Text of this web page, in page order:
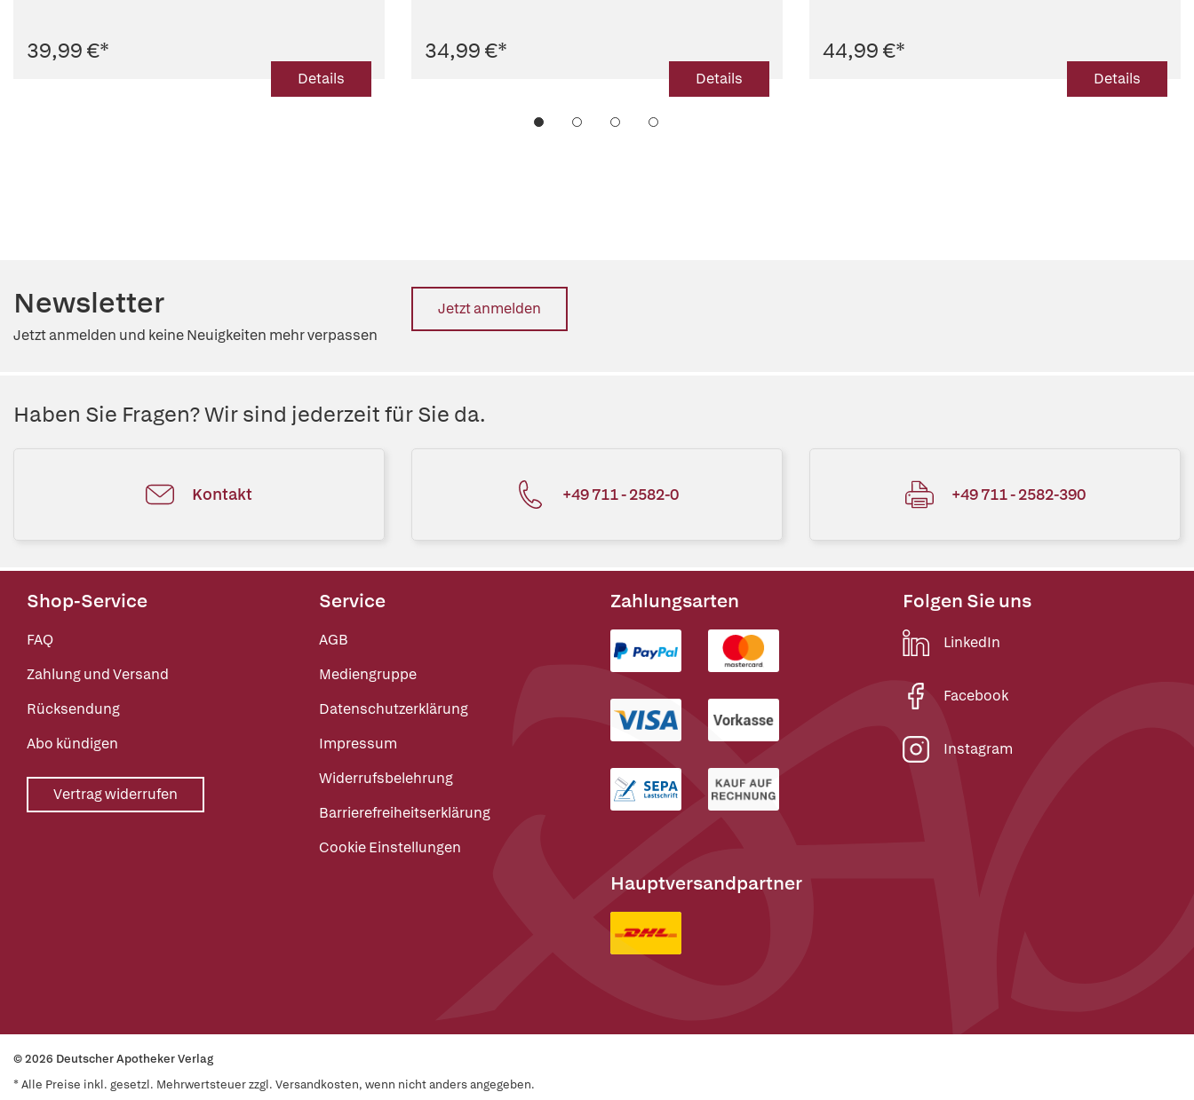
39,99 €*
Details
34,99 €*
Details
44,99 €*
Details
Newsletter
Jetzt anmelden und keine Neuigkeiten mehr verpassen
Jetzt anmelden
Haben Sie Fragen? Wir sind jederzeit für Sie da.
Kontakt +49 711 - 2582-0 +49 711 - 2582-390
Shop-Service
FAQ
Zahlung und Versand
Rücksendung
Abo kündigen
Vertrag widerrufen
Service
AGB
Mediengruppe
Datenschutzerklärung
Impressum
Widerrufsbelehrung
Barrierefreiheitserklärung
Cookie Einstellungen
Zahlungsarten
Hauptversandpartner
Folgen Sie uns
LinkedIn
Facebook
Instagram
© 2026 Deutscher Apotheker Verlag
* Alle Preise inkl. gesetzl. Mehrwertsteuer zzgl. Versandkosten, wenn nicht anders angegeben.